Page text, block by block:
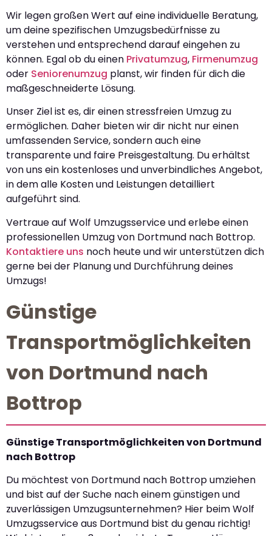
Wir legen großen Wert auf eine individuelle Beratung,
um deine spezifischen Umzugsbedürfnisse zu
verstehen und entsprechend darauf eingehen zu
können. Egal ob du einen Privatumzug, Firmenumzug
oder Seniorenumzug planst, wir finden für dich die
maßgeschneiderte Lösung.
Unser Ziel ist es, dir einen stressfreien Umzug zu
ermöglichen. Daher bieten wir dir nicht nur einen
umfassenden Service, sondern auch eine
transparente und faire Preisgestaltung. Du erhältst
von uns ein kostenloses und unverbindliches Angebot,
in dem alle Kosten und Leistungen detailliert
aufgeführt sind.
Vertraue auf Wolf Umzugsservice und erlebe einen
professionellen Umzug von Dortmund nach Bottrop.
Kontaktiere uns noch heute und wir unterstützen dich
gerne bei der Planung und Durchführung deines
Umzugs!
Günstige
Transportmöglichkeiten
von Dortmund nach
Bottrop
Günstige Transportmöglichkeiten von Dortmund
nach Bottrop
Du möchtest von Dortmund nach Bottrop umziehen
und bist auf der Suche nach einem günstigen und
zuverlässigen Umzugsunternehmen? Hier beim Wolf
Umzugsservice aus Dortmund bist du genau richtig!